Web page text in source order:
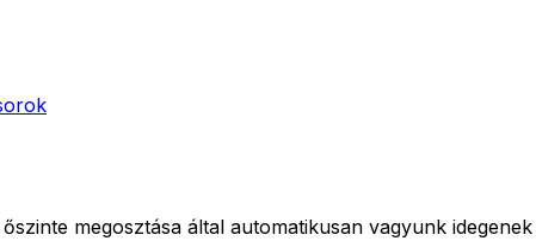
megosztása által automatikusan vagyunk